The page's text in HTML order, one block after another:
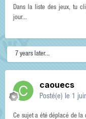
Dans la liste des jeux, tu
jour...
7 years later...
caouecs
Posté(e) le 1
Ce sujet a été déplacé de la